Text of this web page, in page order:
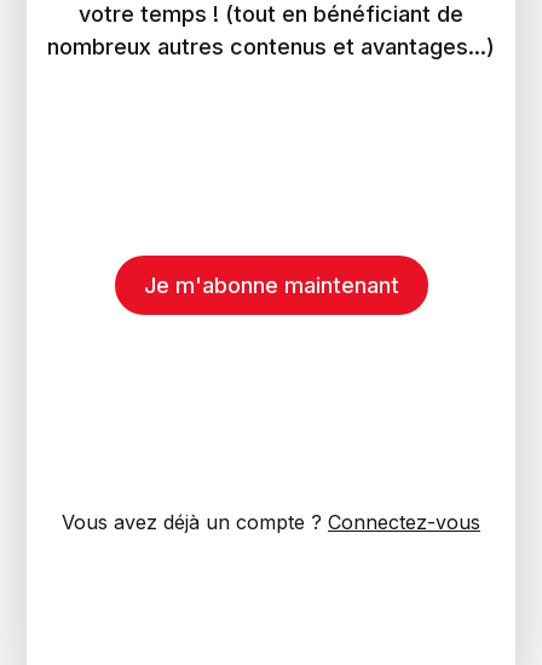
votre temps ! (tout en bénéficiant de
nombreux autres contenus et avantages...)
Je m'abonne maintenant
Vous avez déjà un compte ? Connectez-vous